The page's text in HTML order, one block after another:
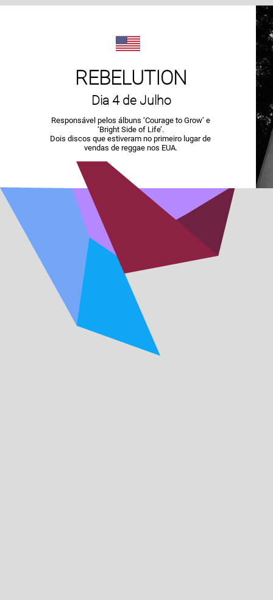
REBELUTION
Dia 4 de Julho
Responsável pelos álbuns ‘Courage to Grow’ e
‘Bright Side of Life’.
Dois discos que estiveram no primeiro lugar de
vendas de reggae nos EUA.